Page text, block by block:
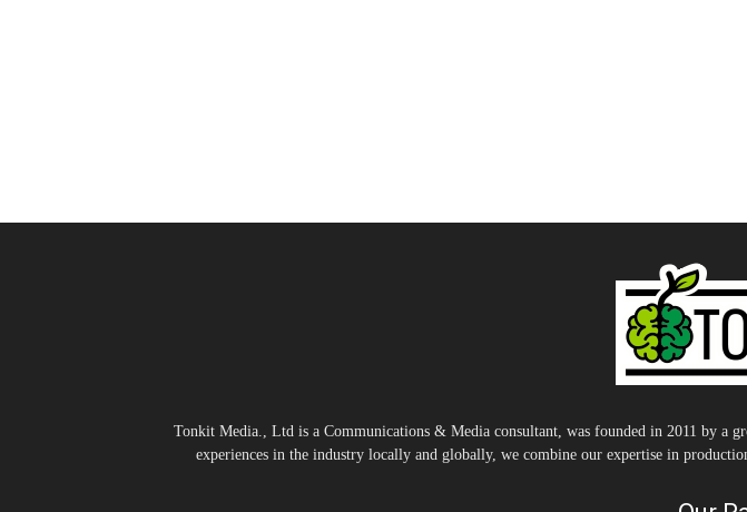
Tonkit Media., Ltd is a Communications & Media consultant, was founded in 2011 by a
experiences in the industry locally and globally, we combine our expertise in